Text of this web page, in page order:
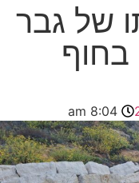
של גבר
בחוף
8:04 am